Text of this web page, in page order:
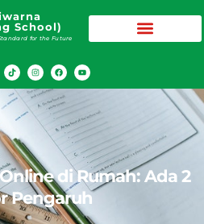
School)
for the Future
di Rumah: Ada 2
Pengaruh